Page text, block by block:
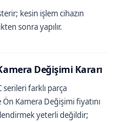
kesin işlem cihazın
sonra yapılır.
Değişimi Kararı
serileri farklı parça
Kamera Değişimi fiyatını
yeterli değildir;